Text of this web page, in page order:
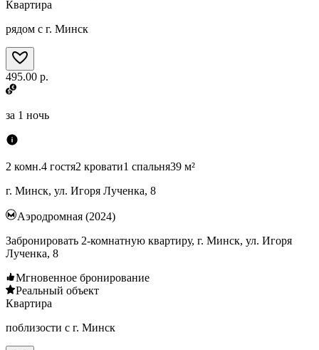
Квартира
рядом с г. Минск
495.00 р.
за 1 ночь
2 комн.4 гостя2 кровати1 спальня39 м²
г. Минск, ул. Игоря Лученка, 8
Аэродромная (2024)
Забронировать 2-комнатную квартиру, г. Минск, ул. Игоря
Лученка, 8
Мгновенное бронирование
Реальный объект
Квартира
поблизости с г. Минск